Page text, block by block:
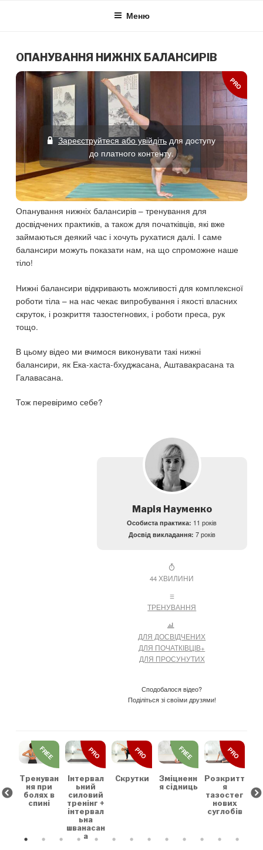
Меню
ОПАНУВАННЯ НИЖНІХ БАЛАНСИРІВ
PRO
Зареєструйтеся або увійдітьдля доступу
до платного контенту.
Опанування нижніх балансирів – тренування для
досвідчених практиків, а також для початківців, які вже
займаються деякий час і хочуть рухатися далі. І саме
балансири можуть показати нам, на що спроможне наше
тіло!
Нижні балансири відкривають можливості для комплексної
роботи тіла – на нас чекає випробування і якості власних
скруток, і розкриття тазостегнових, і роботи преса, рук
тощо.
В цьому відео ми вчимося виконувати такі нижні
балансири, як Ека-хаста-бхуджасана, Аштавакрасана та
Галавасана.
Тож перевіримо себе?
Марія Науменко
Особиста практика: 11 років
Досвід викладання: 7 років
44 ХВИЛИНИ
ТРЕНУВАННЯ
ДЛЯ ДОСВІДЧЕНИХ
ДЛЯ ПОЧАТКІВЦІВ+
ДЛЯ ПРОСУНУТИХ
Сподобалося відео?
Поділіться зі своїми друзями!
Тренуван
ня при
болях в
спині
FREE
Інтервал
ьний
силовий
тренінг +
інтервал
ьна
шванасан
а
PRO
Скрутки
PRO
Зміцненн
я сідниць
FREE
Розкритт
я
тазостег
нових
суглобів
PRO